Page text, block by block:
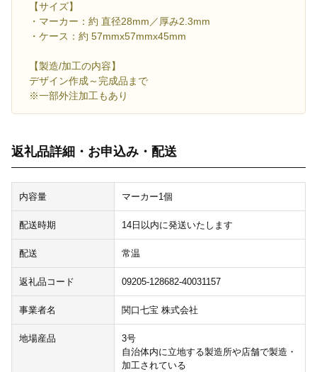
【サイズ】
・マーカー：約 直径28mm／厚み2.3mm
・ケース：約 57mmx57mmx45mm
【製造/加工の内容】
デザイン作成～完成品まで
※一部外注加工もあり
返礼品詳細・お申込み・配送
内容量 マーカー1個
配送時期 14日以内に発送いたします
配送 常温
返礼品コード 09205-128682-40031157
事業者名 関口七宝 株式会社
地場産品
3号
自治体内に立地する製造所や店舗で製造・
加工されている